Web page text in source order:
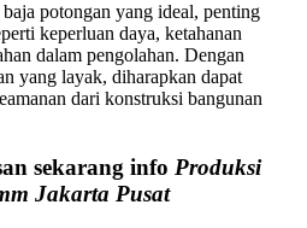
potongan yang ideal, penting
keperluan daya, ketahanan
dalam pengolahan. Dengan
yang layak, diharapkan dapat
dari konstruksi bangunan
sekarang info Produksi
Jakarta Pusat